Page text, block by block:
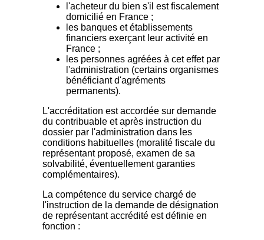
l'acheteur du bien s'il est fiscalement
domicilié en France ;
les banques et établissements
financiers exerçant leur activité en
France ;
les personnes agréées à cet effet par
l'administration (certains organismes
bénéficiant d'agréments
permanents).
L'accréditation est accordée sur demande
du contribuable et après instruction du
dossier par l'administration dans les
conditions habituelles (moralité fiscale du
représentant proposé, examen de sa
solvabilité, éventuellement garanties
complémentaires).
La compétence du service chargé de
l'instruction de la demande de désignation
de représentant accrédité est définie en
fonction :